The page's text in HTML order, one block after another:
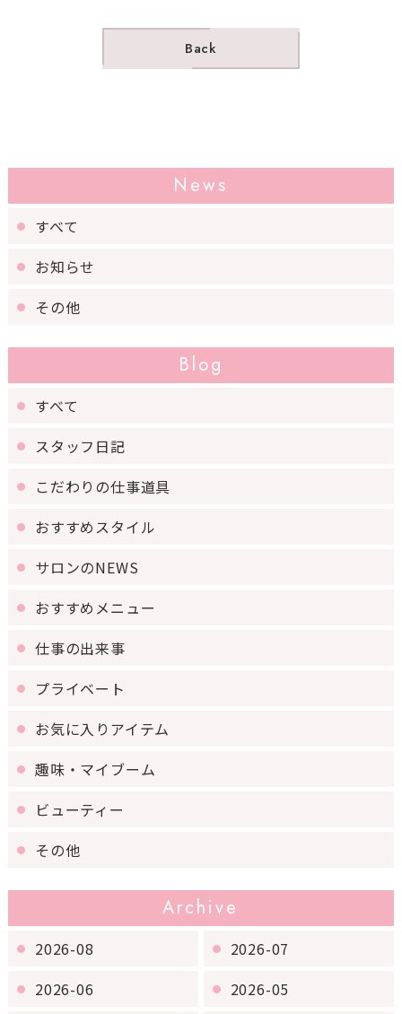
Back
News
すべて
お知らせ
その他
Blog
すべて
スタッフ日記
こだわりの仕事道具
おすすめスタイル
サロンのNEWS
おすすめメニュー
仕事の出来事
プライベート
お気に入りアイテム
趣味・マイブーム
ビューティー
その他
Archive
2026-08
2026-07
2026-06
2026-05